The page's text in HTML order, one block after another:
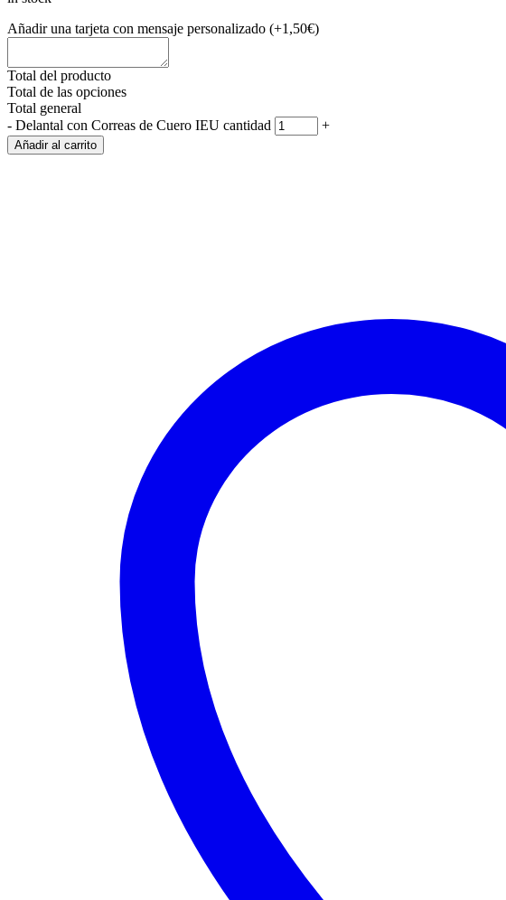
Añadir una tarjeta con mensaje personalizado (+1,50€)
Total del producto
Total de las opciones
Total general
- Delantal con Correas de Cuero IEU cantidad +
Añadir al carrito